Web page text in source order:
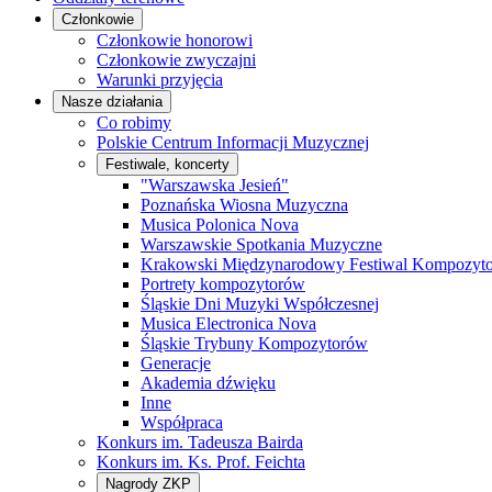
Członkowie
Członkowie honorowi
Członkowie zwyczajni
Warunki przyjęcia
Nasze działania
Co robimy
Polskie Centrum Informacji Muzycznej
Festiwale, koncerty
"Warszawska Jesień"
Poznańska Wiosna Muzyczna
Musica Polonica Nova
Warszawskie Spotkania Muzyczne
Krakowski Międzynarodowy Festiwal
Portrety kompozytorów
Śląskie Dni Muzyki Współczesnej
Musica Electronica Nova
Śląskie Trybuny Kompozytorów
Generacje
Akademia dźwięku
Inne
Współpraca
Konkurs im. Tadeusza Bairda
Konkurs im. Ks. Prof. Feichta
Nagrody ZKP